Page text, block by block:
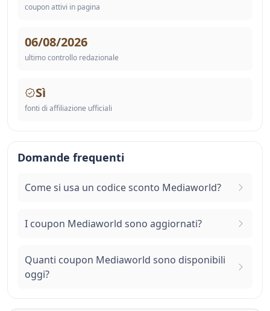
coupon attivi in pagina
06/08/2026
ultimo controllo redazionale
Sì
fonti di affiliazione ufficiali
Domande frequenti
Come si usa un codice sconto Mediaworld?
I coupon Mediaworld sono aggiornati?
Quanti coupon Mediaworld sono disponibili
oggi?